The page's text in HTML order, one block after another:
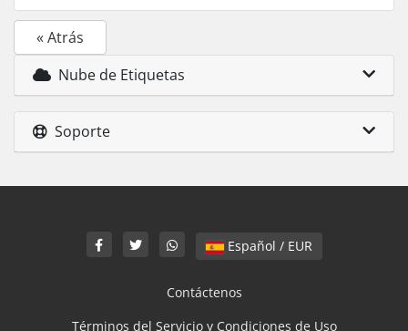
« Atrás
Nube de Etiquetas
Soporte
Español / EUR
Contáctenos
Términos del Servicio y Condiciones de Uso